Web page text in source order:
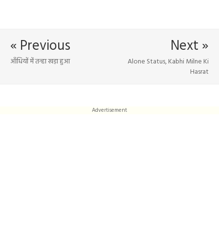
Next »
Alone Status, Kabhi Milne Ki
Hasrat
« Previous
आँधियों में तन्हा खड़ा हुआ
Advertisement